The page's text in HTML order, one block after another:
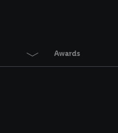
Awards
kunnen worden
vergelijkbare
in te